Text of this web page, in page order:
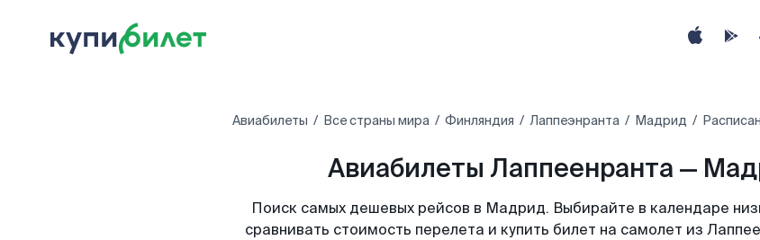
Авиабилеты Все страны мира Финляндия Лаппеэнранта Мадрид
Авиабилеты Лаппеенранта —
Поиск самых дешевых рейсов в Мадрид. Выбирайте в календаре
сравнивать стоимость перелета и купить билет на самолет из